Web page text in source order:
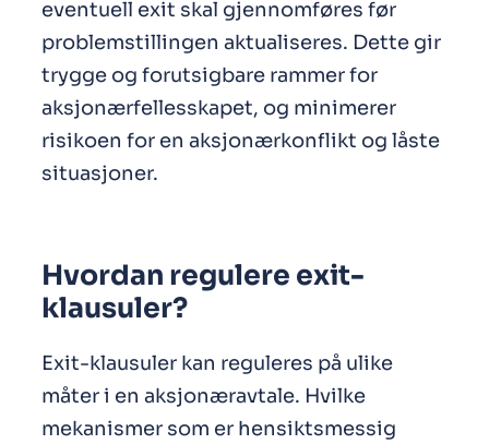
eventuell exit skal gjennomføres før
problemstillingen aktualiseres. Dette gir
trygge og forutsigbare rammer for
aksjonærfellesskapet, og minimerer
risikoen for en aksjonærkonflikt og låste
situasjoner.
Hvordan regulere exit-
klausuler?
Exit-klausuler kan reguleres på ulike
måter i en aksjonæravtale. Hvilke
mekanismer som er hensiktsmessig